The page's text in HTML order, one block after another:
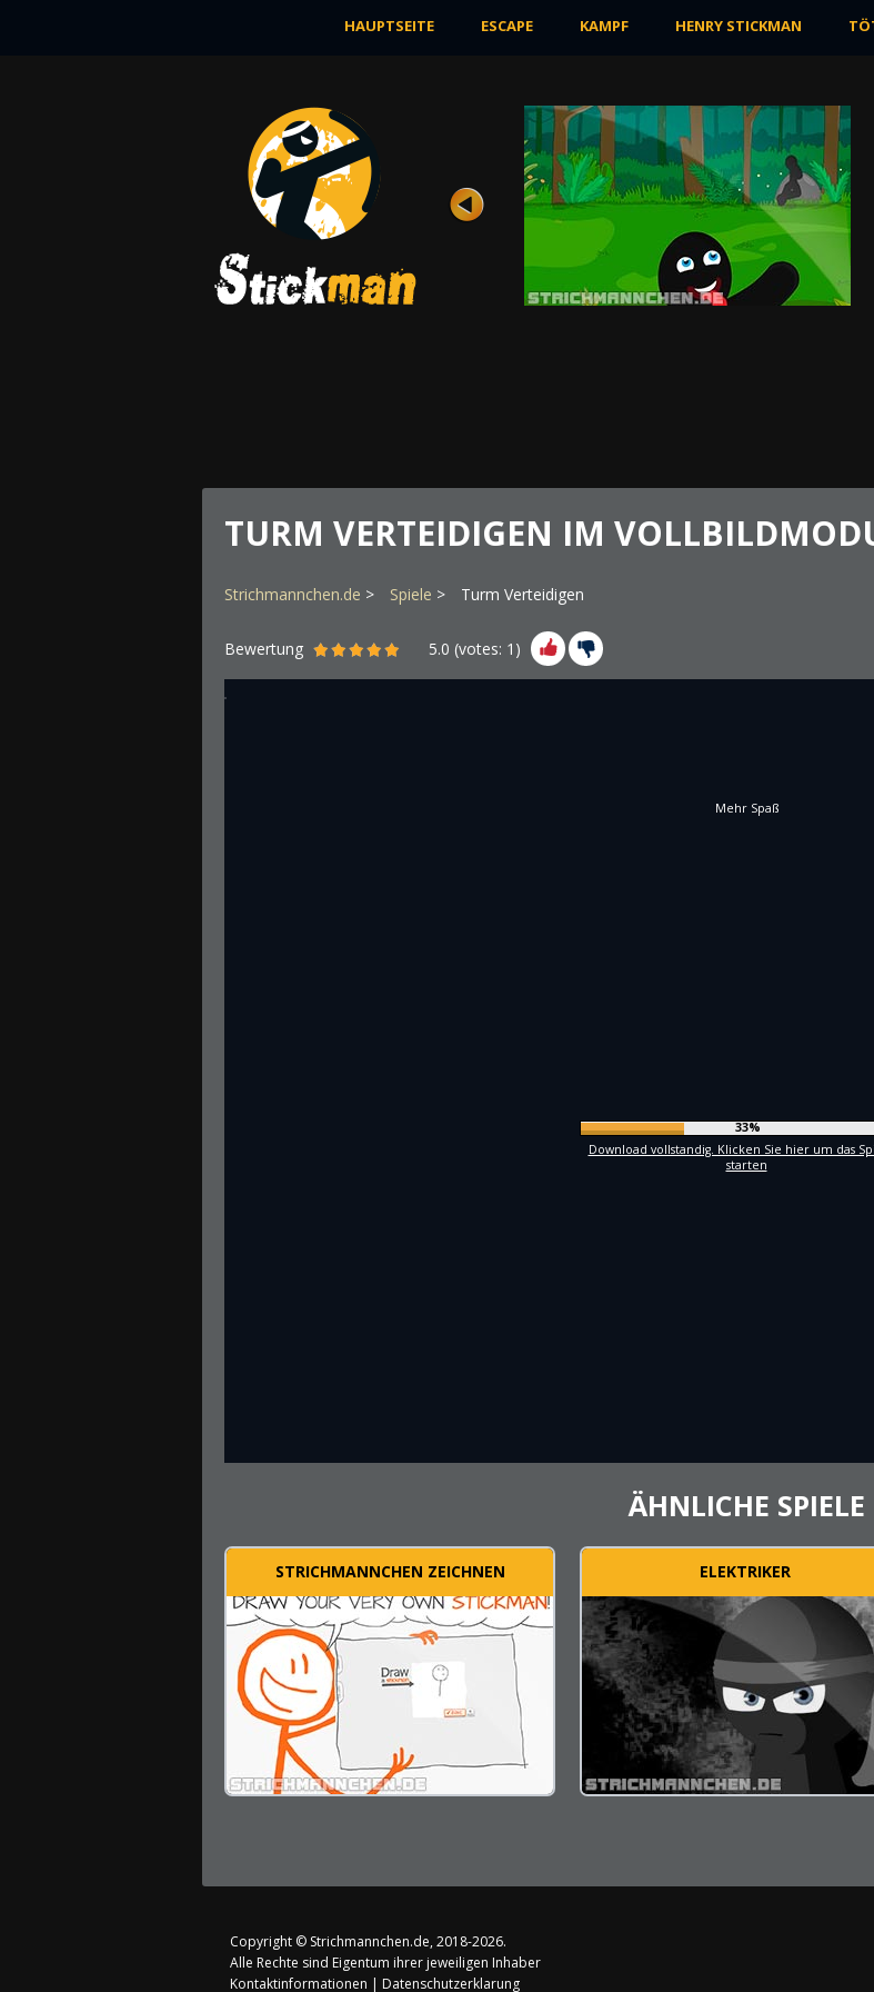
HAUPTSEITE ESCAPE KAMPF HENRY STICKMAN
BREAKING THE BANK
Bewertung
Nach Stickman den ehrfürchtigen brillanten
Diamanten bekommt, hat er beschlossen,...
JETZT SPIELEN
TURM VERTEIDIGEN IM
Strichmannchen.de Spiele Turm Verteidigen
Bewertung 5.0 (votes: 1 )
Mehr Spaß
35%
Download vollstandig. Klicken Sie hier um das
starten
ÄHNLICHE SPIELE
STRICHMANNCHEN ZEICHNEN ELEKTRIKER
Copyright © Strichmannchen.de, 2018-2026.
Alle Rechte sind Eigentum ihrer jeweiligen Inhaber
Kontaktinformationen | Datenschutzerklarung